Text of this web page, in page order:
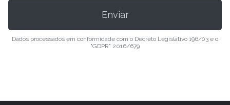
Dados processados em conformidade com o Decreto Legislativo 196/03 e o
"GDPR" 2016/679